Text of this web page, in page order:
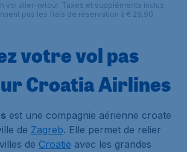
vol aller-retour. Taxes et suppléments inclus.
pas les frais de réservation à € 29,90.
votre vol pas
Croatia Airlines
est une compagnie aérienne croate
de Zagreb. Elle permet de relier
de Croatie avec les grandes